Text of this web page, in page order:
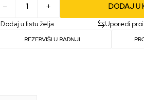
DODAJ U
Dodaj u listu želja Uporedi
REZERVIŠI U RADNJI